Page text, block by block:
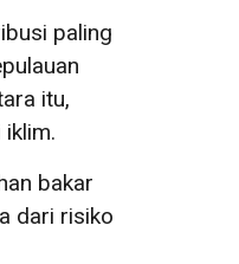
paling
itu,
bakar
dari risiko